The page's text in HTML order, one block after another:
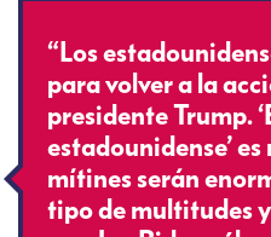
“Los
para volver a la
presidente Trump.
estadounidense’ es
mítines serán
tipo de multitudes